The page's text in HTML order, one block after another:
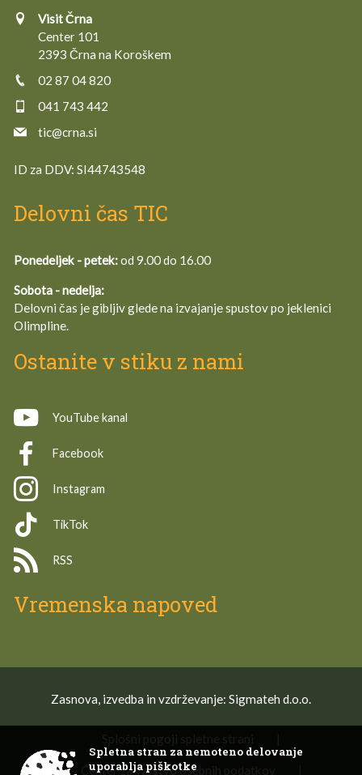
Visit Črna
Center 101
2393 Črna na Koroškem
02 87 04 820
041 743 442
tic@crna.si
ID za DDV: SI44743548
Delovni čas TIC
Ponedeljek - petek:od 9.00 do 16.00
Sobota - nedelja:
Delovni čas je gibljiv glede na izvajanje spustov po jeklenici
Olimpline.
Ostanite v stiku z nami
YouTube kanal
Facebook
Instagram
TikTok
RSS
Vremenska napoved
Zasnova, izvedba in vzdrževanje: Sigmateh d.o.o.
Center za varstvo osebnih podatkov
Spletna stran za nemoteno delovanje
uporablja piškotke